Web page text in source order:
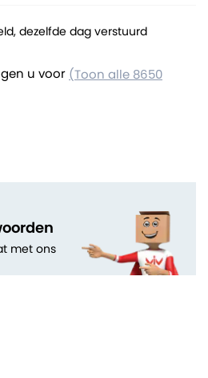
u voor (Toon alle 8650
dezelfde dag verstuurd
met ons